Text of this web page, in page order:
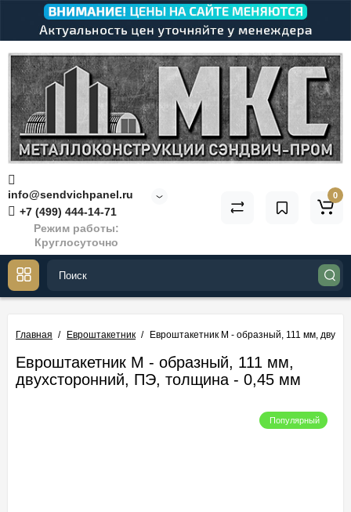
info@sendvichpanel.ru
+7 (499) 444-14-71
Режим работы:
Круглосуточно
0
Главная Евроштакетник Евроштакетник М - образный, 111 мм,
Евроштакетник М - образный, 111 мм,
двухсторонний, ПЭ, толщина - 0,45 мм
Популярный